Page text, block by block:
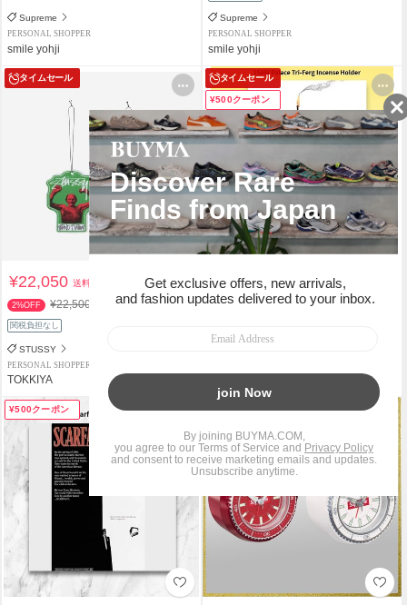
Supreme
PERSONAL SHOPPER
smile yohji
Supreme
PERSONAL SHOPPER
smile yohji
タイムセール
¥22,050送料込
2%OFF ¥22,500
関税負担なし
STUSSY
PERSONAL SHOPPER
TOKKIYA
タイムセール
¥500クーポン
¥19,404送料込
2%OFF ¥19,800
¥500クーポン